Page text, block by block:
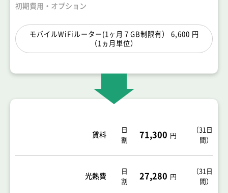
初期費用・オプション
モバイルWiFiルーター(1ヶ月７GB制限有） 6,600 円
（1ヵ月単位）
賃料
日
割
71,300 円
（31日
間）
光熱費
日
割
27,280 円
（31日
間）